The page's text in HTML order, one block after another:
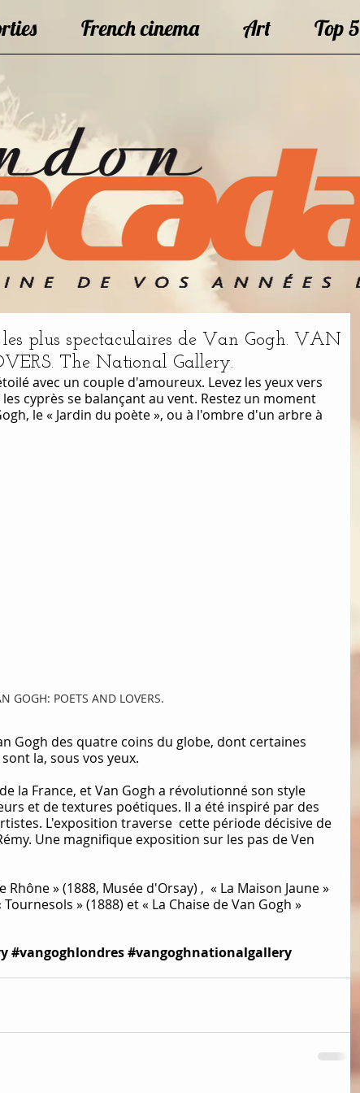
French cinema Art Top 5
plus spectaculaires de Van Gogh. VAN
The National Gallery.
avec un couple d'amoureux. Levez les yeux vers
cyprès se balançant au vent. Restez un moment
le « Jardin du poète », ou à l'ombre d'un arbre à
GOGH: POETS AND LOVERS.
Gogh des quatre coins du globe, dont certaines
la, sous vos yeux.
la France, et Van Gogh a révolutionné son style
et de textures poétiques. Il a été inspiré par des
L'exposition traverse  cette période décisive de
Une magnifique exposition sur les pas de Ven
» (1888, Musée d'Orsay) ,  « La Maison Jaune »
» (1888) et « La Chaise de Van Gogh »
#vangoghlondres#vangoghnationalgallery